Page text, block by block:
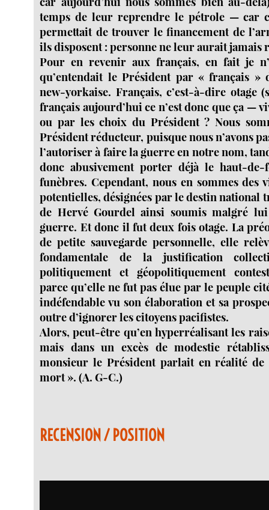
temps de leur reprendre le pétrole — car
permettait de trouver le financement de
ils disposent : personne ne leur aurait jamais
Pour en revenir aux français, en fait je
qu’entendait le Président par « français »
new-yorkaise. Français, c’est-à-dire otage
français aujourd’hui ce n’est donc que ça —
ou par les choix du Président ? Nous
Président réducteur, puisque nous n’avons
l’autoriser à faire la guerre en notre nom,
donc abusivement porter déjà le haut-de-
funèbres. Cependant, nous en sommes des
potentielles, désignées par le destin national
de Hervé Gourdel ainsi soumis malgré
guerre. Et donc il fut deux fois otage. La
de petite sauvegarde personnelle, elle
fondamentale de la justification
politiquement et géopolitiquement
parce qu’elle ne fut pas élue par le peuple
indéfendable vu son élaboration et sa
outre d’ignorer les citoyens pacifistes.
Alors, peut-être qu’en hyperréalisant les
mais dans un excès de modestie
monsieur le Président parlait en réalité
mort ». (A. G-C.)
RECENSION / POSITION